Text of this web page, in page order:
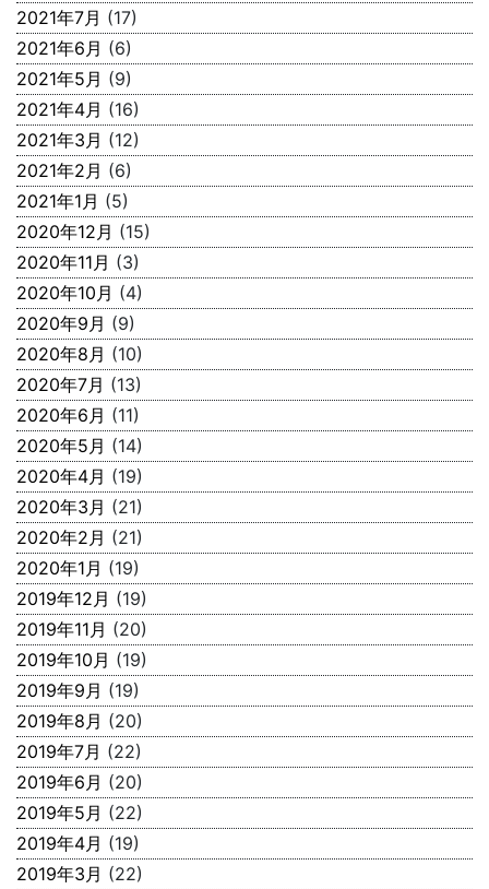
2021年7月 (17)
2021年6月 (6)
2021年5月 (9)
2021年4月 (16)
2021年3月 (12)
2021年2月 (6)
2021年1月 (5)
2020年12月 (15)
2020年11月 (3)
2020年10月 (4)
2020年9月 (9)
2020年8月 (10)
2020年7月 (13)
2020年6月 (11)
2020年5月 (14)
2020年4月 (19)
2020年3月 (21)
2020年2月 (21)
2020年1月 (19)
2019年12月 (19)
2019年11月 (20)
2019年10月 (19)
2019年9月 (19)
2019年8月 (20)
2019年7月 (22)
2019年6月 (20)
2019年5月 (22)
2019年4月 (19)
2019年3月 (22)